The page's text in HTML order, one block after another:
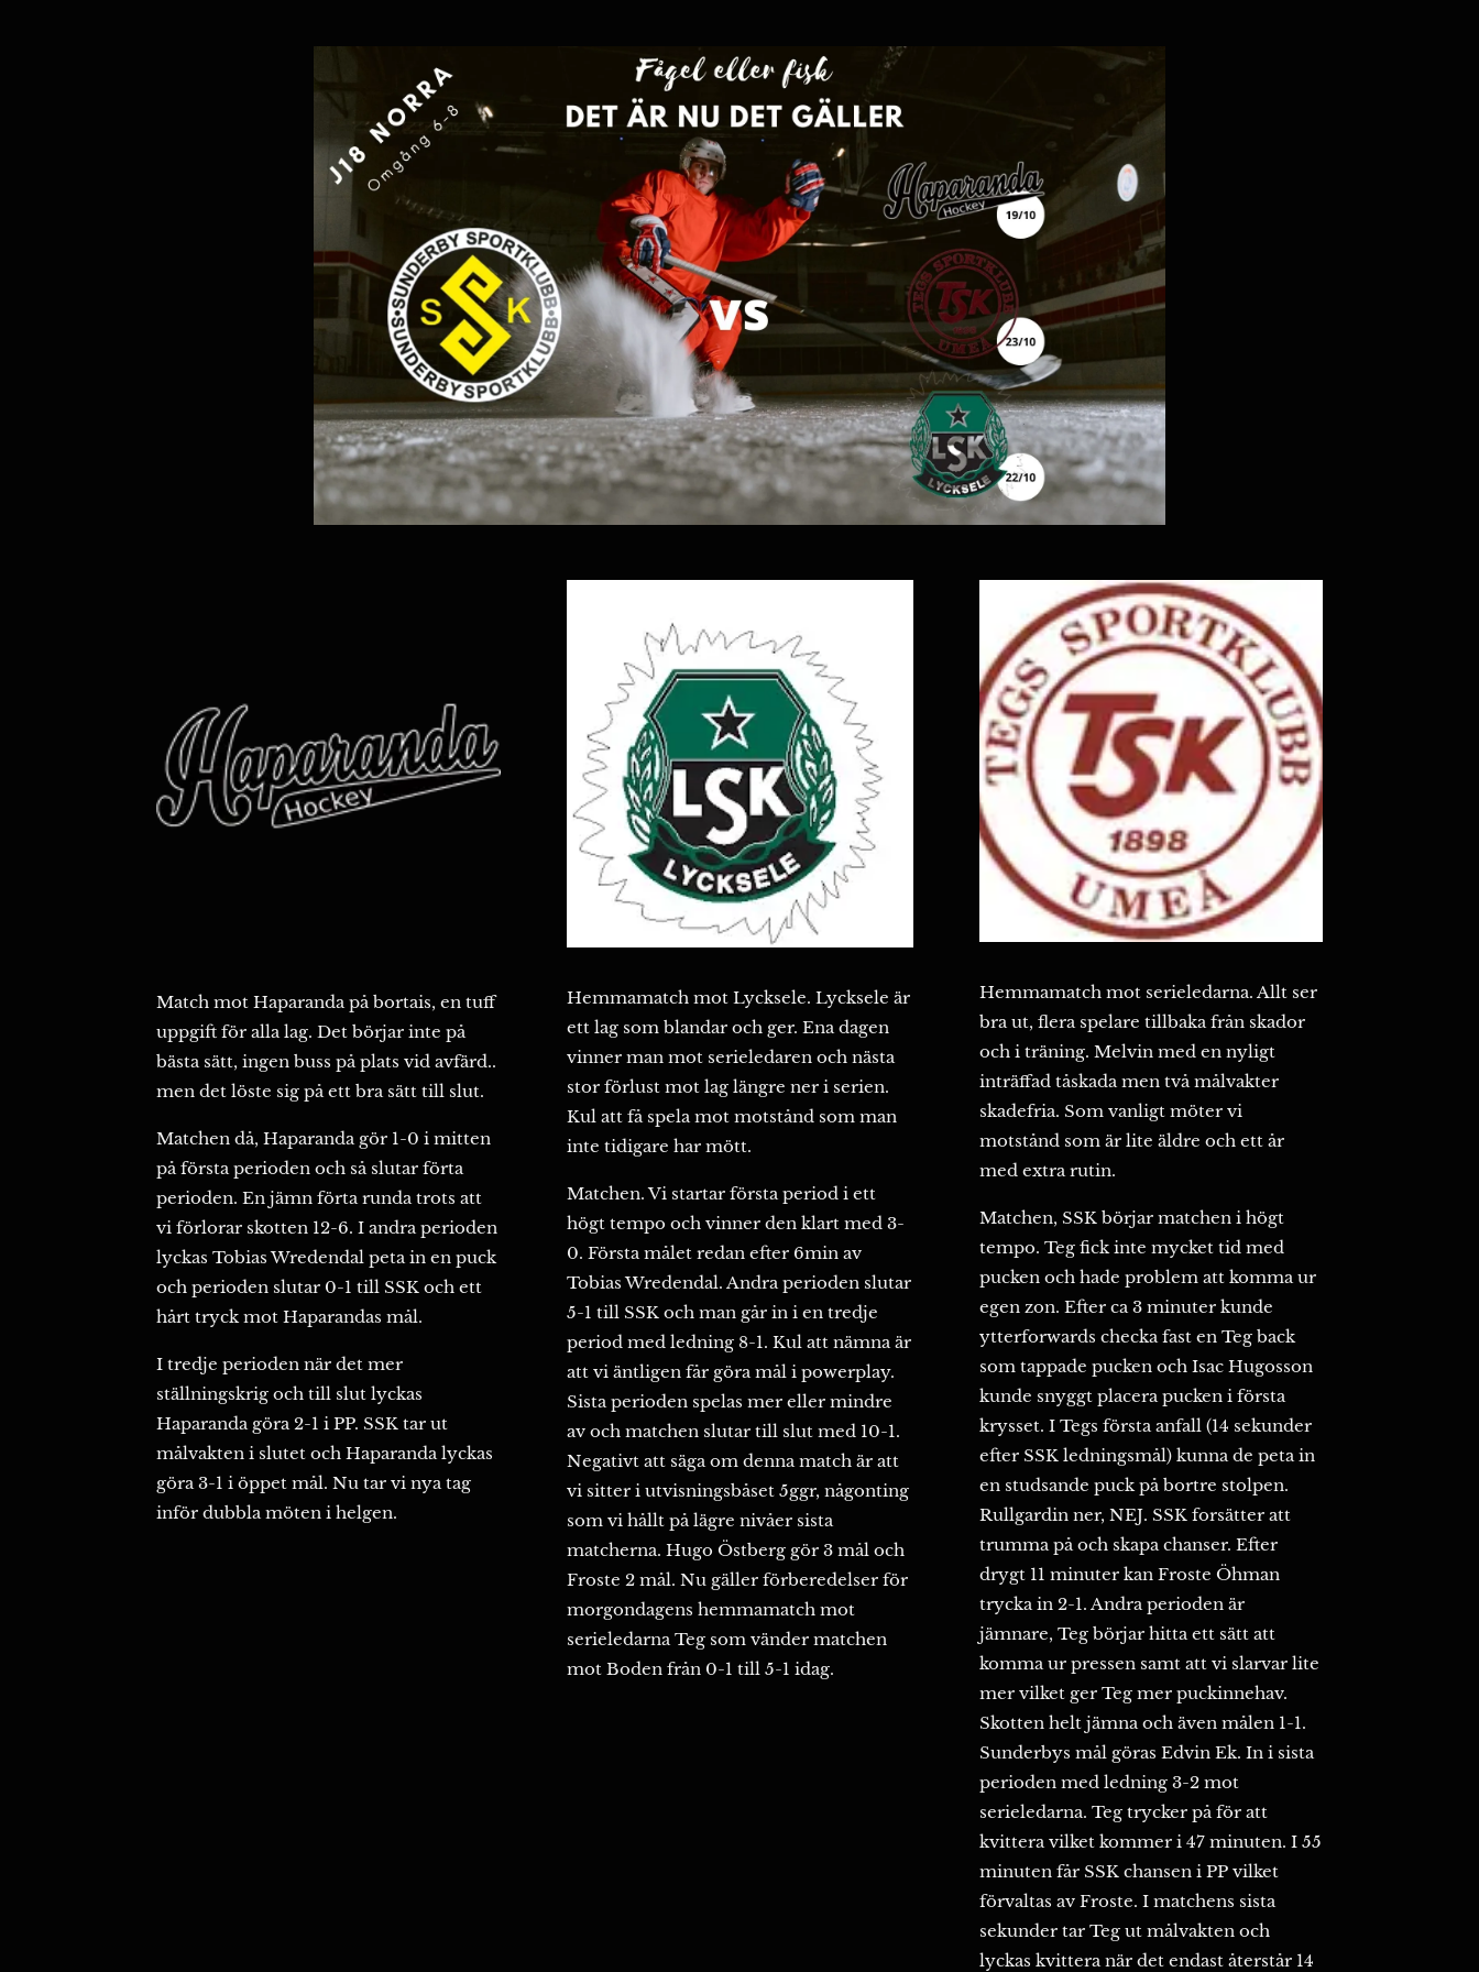
Match mot Haparanda på bortais, en tuff
uppgift för alla lag. Det börjar inte på
bästa sätt, ingen buss på plats vid avfärd..
men det löste sig på ett bra sätt till slut.
Matchen då, Haparanda gör 1-0 i mitten
på första perioden och så slutar förta
perioden. En jämn förta runda trots att
vi förlorar skotten 12-6. I andra perioden
lyckas Tobias Wredendal peta in en puck
och perioden slutar 0-1 till SSK och ett
hårt tryck mot Haparandas mål.
I tredje perioden när det mer
ställningskrig och till slut lyckas
Haparanda göra 2-1 i PP. SSK tar ut
målvakten i slutet och Haparanda lyckas
göra 3-1 i öppet mål. Nu tar vi nya tag
inför dubbla möten i helgen.
Hemmamatch mot Lycksele. Lycksele är
ett lag som blandar och ger. Ena dagen
vinner man mot serieledaren och nästa
stor förlust mot lag längre ner i serien.
Kul att få spela mot motstånd som man
inte tidigare har mött.
Matchen. Vi startar första period i ett
högt tempo och vinner den klart med 3-
0. Första målet redan efter 6min av
Tobias Wredendal. Andra perioden slutar
5-1 till SSK och man går in i en tredje
period med ledning 8-1. Kul att nämna är
att vi äntligen får göra mål i powerplay.
Sista perioden spelas mer eller mindre
av och matchen slutar till slut med 10-1.
Negativt att säga om denna match är att
vi sitter i utvisningsbåset 5ggr, någonting
som vi hållt på lägre nivåer sista
matcherna. Hugo Östberg gör 3 mål och
Froste 2 mål. Nu gäller förberedelser för
morgondagens hemmamatch mot
serieledarna Teg som vänder matchen
mot Boden från 0-1 till 5-1 idag.
Hemmamatch mot serieledarna. Allt ser
bra ut, flera spelare tillbaka från skador
och i träning. Melvin med en nyligt
inträffad tåskada men två målvakter
skadefria. Som vanligt möter vi
motstånd som är lite äldre och ett år
med extra rutin.
Matchen, SSK börjar matchen i högt
tempo. Teg fick inte mycket tid med
pucken och hade problem att komma ur
egen zon. Efter ca 3 minuter kunde
ytterforwards checka fast en Teg back
som tappade pucken och Isac Hugosson
kunde snyggt placera pucken i första
krysset. I Tegs första anfall (14 sekunder
efter SSK ledningsmål) kunna de peta in
en studsande puck på bortre stolpen.
Rullgardin ner, NEJ. SSK forsätter att
trumma på och skapa chanser. Efter
drygt 11 minuter kan Froste Öhman
trycka in 2-1. Andra perioden är
jämnare, Teg börjar hitta ett sätt att
komma ur pressen samt att vi slarvar lite
mer vilket ger Teg mer puckinnehav.
Skotten helt jämna och även målen 1-1.
Sunderbys mål göras Edvin Ek. In i sista
perioden med ledning 3-2 mot
serieledarna. Teg trycker på för att
kvittera vilket kommer i 47 minuten. I 55
minuten får SSK chansen i PP vilket
förvaltas av Froste. I matchens sista
sekunder tar Teg ut målvakten och
lyckas kvittera när det endast återstår 14